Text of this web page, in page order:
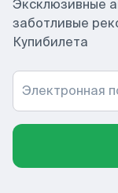
Эксклюзивные
заботливые
Купибилета
Электронная